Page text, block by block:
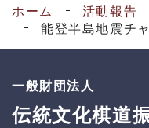
ホーム
活動報告
能登半島地震チ
一般財団法人
伝統文化棋道